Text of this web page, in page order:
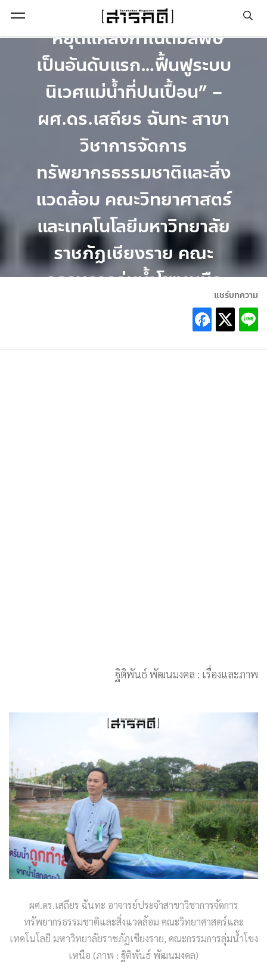
Planet
“หยุดแหล่งกำเนิดมลพิษ
เป็นอันดับแรก…ฟื้นฟูระบบ
นิเวศแม่น้ำที่ปนเปื้อน” –
ผศ.ดร.เสถียร ฉันทะ สาขา
วิชาการจัดการ
ทรัพยากรธรรมชาติและสิ่ง
แวดล้อม คณะวิทยาศาสตร์
และเทคโนโลยีมหาวิทยาลัย
ราชภัฏเชียงราย คณะ
กรรมการลุ่มน้ำโขงเหนือ
ฐิติพันธ์ พัฒนมงคล : เรื่อง
แชร์บทความ
ฐิติพันธ์ พัฒนมงคล : เรื่องและภาพ
ผศ.ดร.เสถียร ฉันทะ อาจารย์ประจำสาขาวิชาการจัดการ
ทรัพยากรธรรมชาติและสิ่งแวดล้อม คณะวิทยาศาสตร์และ
เทคโนโลยี มหาวิทยาลัยราชภัฏเชียงราย, คณะกรรมการลุ่มน้ำโขง
เหนือ (ภาพ : ฐิติพันธ์ พัฒนมงคล)